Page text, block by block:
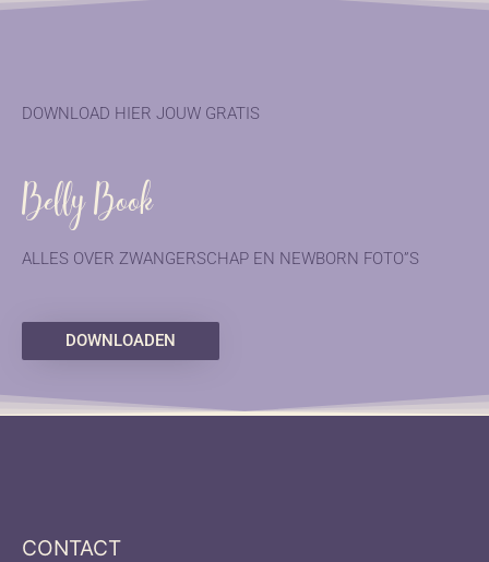
DOWNLOAD HIER JOUW GRATIS
Belly Book
ALLES OVER ZWANGERSCHAP EN NEWBORN FOTO”S
DOWNLOADEN
CONTACT